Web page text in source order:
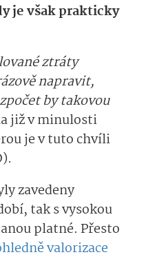
je však prakticky
ztráty
napravit,
by takovou
již v minulosti
je v tuto chvíli
zavedeny
tak s vysokou
platné. Přesto
valorizace